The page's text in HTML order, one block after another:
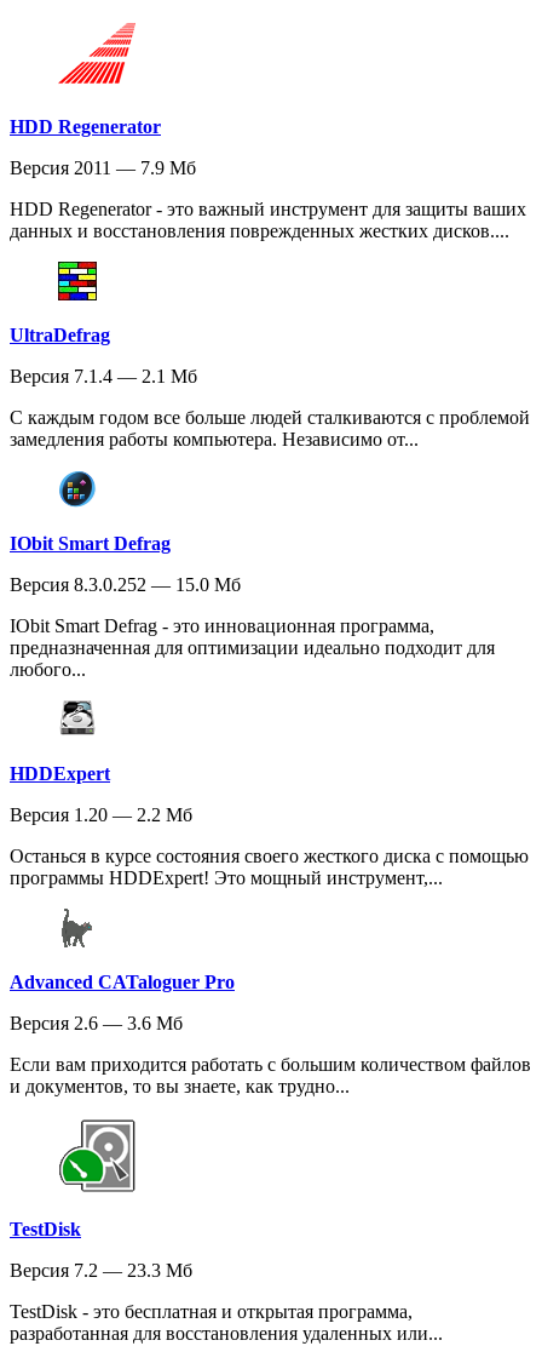
HDD Regenerator
Версия 2011 — 7.9 Мб
HDD Regenerator - это важный инструмент для защиты ваших
данных и восстановления поврежденных жестких дисков....
UltraDefrag
Версия 7.1.4 — 2.1 Мб
С каждым годом все больше людей сталкиваются с проблемой
замедления работы компьютера. Независимо от...
IObit Smart Defrag
Версия 8.3.0.252 — 15.0 Мб
IObit Smart Defrag - это инновационная программа,
предназначенная для оптимизации идеально подходит для
любого...
HDDExpert
Версия 1.20 — 2.2 Мб
Останься в курсе состояния своего жесткого диска с помощью
программы HDDExpert! Это мощный инструмент,...
Advanced CATaloguer Pro
Версия 2.6 — 3.6 Мб
Если вам приходится работать с большим количеством файлов
и документов, то вы знаете, как трудно...
TestDisk
Версия 7.2 — 23.3 Мб
TestDisk - это бесплатная и открытая программа,
разработанная для восстановления удаленных или...